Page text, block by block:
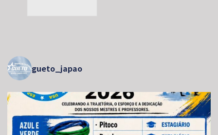
gueto_japao